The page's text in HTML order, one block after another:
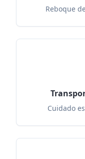
Reboque
Cuidado